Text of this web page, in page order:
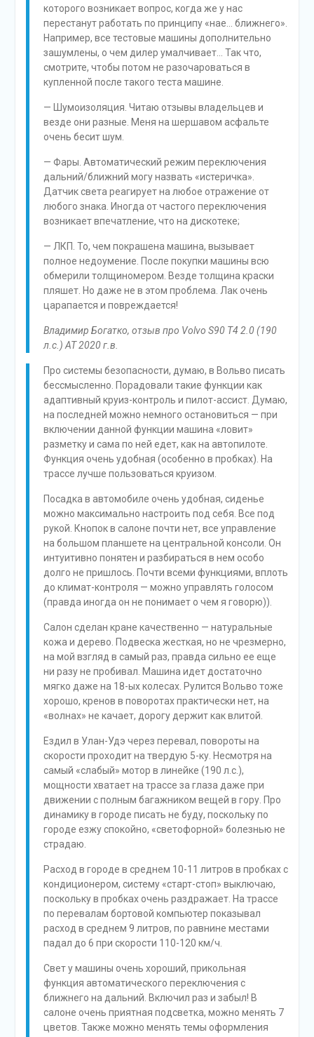
которого возникает вопрос, когда же у нас
перестанут работать по принципу «нае… ближнего».
Например, все тестовые машины дополнительно
зашумлены, о чем дилер умалчивает… Так что,
смотрите, чтобы потом не разочароваться в
купленной после такого теста машине.
— Шумоизоляция. Читаю отзывы владельцев и
везде они разные. Меня на шершавом асфальте
очень бесит шум.
— Фары. Автоматический режим переключения
дальний/ближний могу назвать «истеричка».
Датчик света реагирует на любое отражение от
любого знака. Иногда от частого переключения
возникает впечатление, что на дискотеке;
— ЛКП. То, чем покрашена машина, вызывает
полное недоумение. После покупки машины всю
обмерили толщиномером. Везде толщина краски
пляшет. Но даже не в этом проблема. Лак очень
царапается и повреждается!
Владимир Богатко, отзыв про Volvo S90 T4 2.0 (190
л.с.) AT 2020 г.в.
Про системы безопасности, думаю, в Вольво писать
бессмысленно. Порадовали такие функции как
адаптивный круиз-контроль и пилот-ассист. Думаю,
на последней можно немного остановиться — при
включении данной функции машина «ловит»
разметку и сама по ней едет, как на автопилоте.
Функция очень удобная (особенно в пробках). На
трассе лучше пользоваться круизом.
Посадка в автомобиле очень удобная, сиденье
можно максимально настроить под себя. Все под
рукой. Кнопок в салоне почти нет, все управление
на большом планшете на центральной консоли. Он
интуитивно понятен и разбираться в нем особо
долго не пришлось. Почти всеми функциями, вплоть
до климат-контроля — можно управлять голосом
(правда иногда он не понимает о чем я говорю)).
Салон сделан кране качественно — натуральные
кожа и дерево. Подвеска жесткая, но не чрезмерно,
на мой взгляд в самый раз, правда сильно ее еще
ни разу не пробивал. Машина идет достаточно
мягко даже на 18-ых колесах. Рулится Вольво тоже
хорошо, кренов в поворотах практически нет, на
«волнах» не качает, дорогу держит как влитой.
Ездил в Улан-Удэ через перевал, повороты на
скорости проходит на твердую 5-ку. Несмотря на
самый «слабый» мотор в линейке (190 л.с.),
мощности хватает на трассе за глаза даже при
движении с полным багажником вещей в гору. Про
динамику в городе писать не буду, поскольку по
городе езжу спокойно, «светофорной» болезнью не
страдаю.
Расход в городе в среднем 10-11 литров в пробках с
кондиционером, систему «старт-стоп» выключаю,
поскольку в пробках очень раздражает. На трассе
по перевалам бортовой компьютер показывал
расход в среднем 9 литров, по равнине местами
падал до 6 при скорости 110-120 км/ч.
Свет у машины очень хороший, прикольная
функция автоматического переключения с
ближнего на дальний. Включил раз и забыл! В
салоне очень приятная подсветка, можно менять 7
цветов. Также можно менять темы оформления